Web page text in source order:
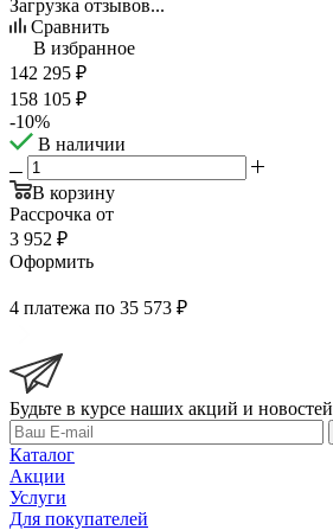
Загрузка отзывов...
Сравнить
В избранное
142 295 ₽
158 105 ₽
-10%
В наличии
В корзину
Рассрочка от
3 952 ₽
Оформить
4 платежа по 35 573 ₽
Будьте в курсе наших акций и новостей
Каталог
Акции
Услуги
Для покупателей